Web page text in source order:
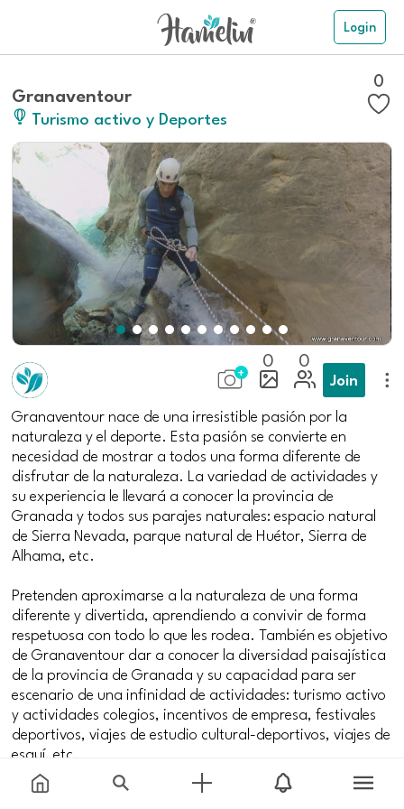
Login
Granaventour
Turismo activo y Deportes
0
0 0
Join
Granaventour nace de una irresistible pasión por la
naturaleza y el deporte. Esta pasión se convierte en
necesidad de mostrar a todos una forma diferente de
disfrutar de la naturaleza. La variedad de actividades y
su experiencia le llevará a conocer la provincia de
Granada y todos sus parajes naturales: espacio natural
de Sierra Nevada, parque natural de Huétor, Sierra de
Alhama, etc.
Pretenden aproximarse a la naturaleza de una forma
diferente y divertida, aprendiendo a convivir de forma
respetuosa con todo lo que les rodea. También es objetivo
de Granaventour dar a conocer la diversidad paisajística
de la provincia de Granada y su capacidad para ser
escenario de una infinidad de actividades: turismo activo
y actividades colegios, incentivos de empresa, festivales
deportivos, viajes de estudio cultural-deportivos, viajes de
esquí, etc.
En su ofertan cuentan también con Ronda como destino